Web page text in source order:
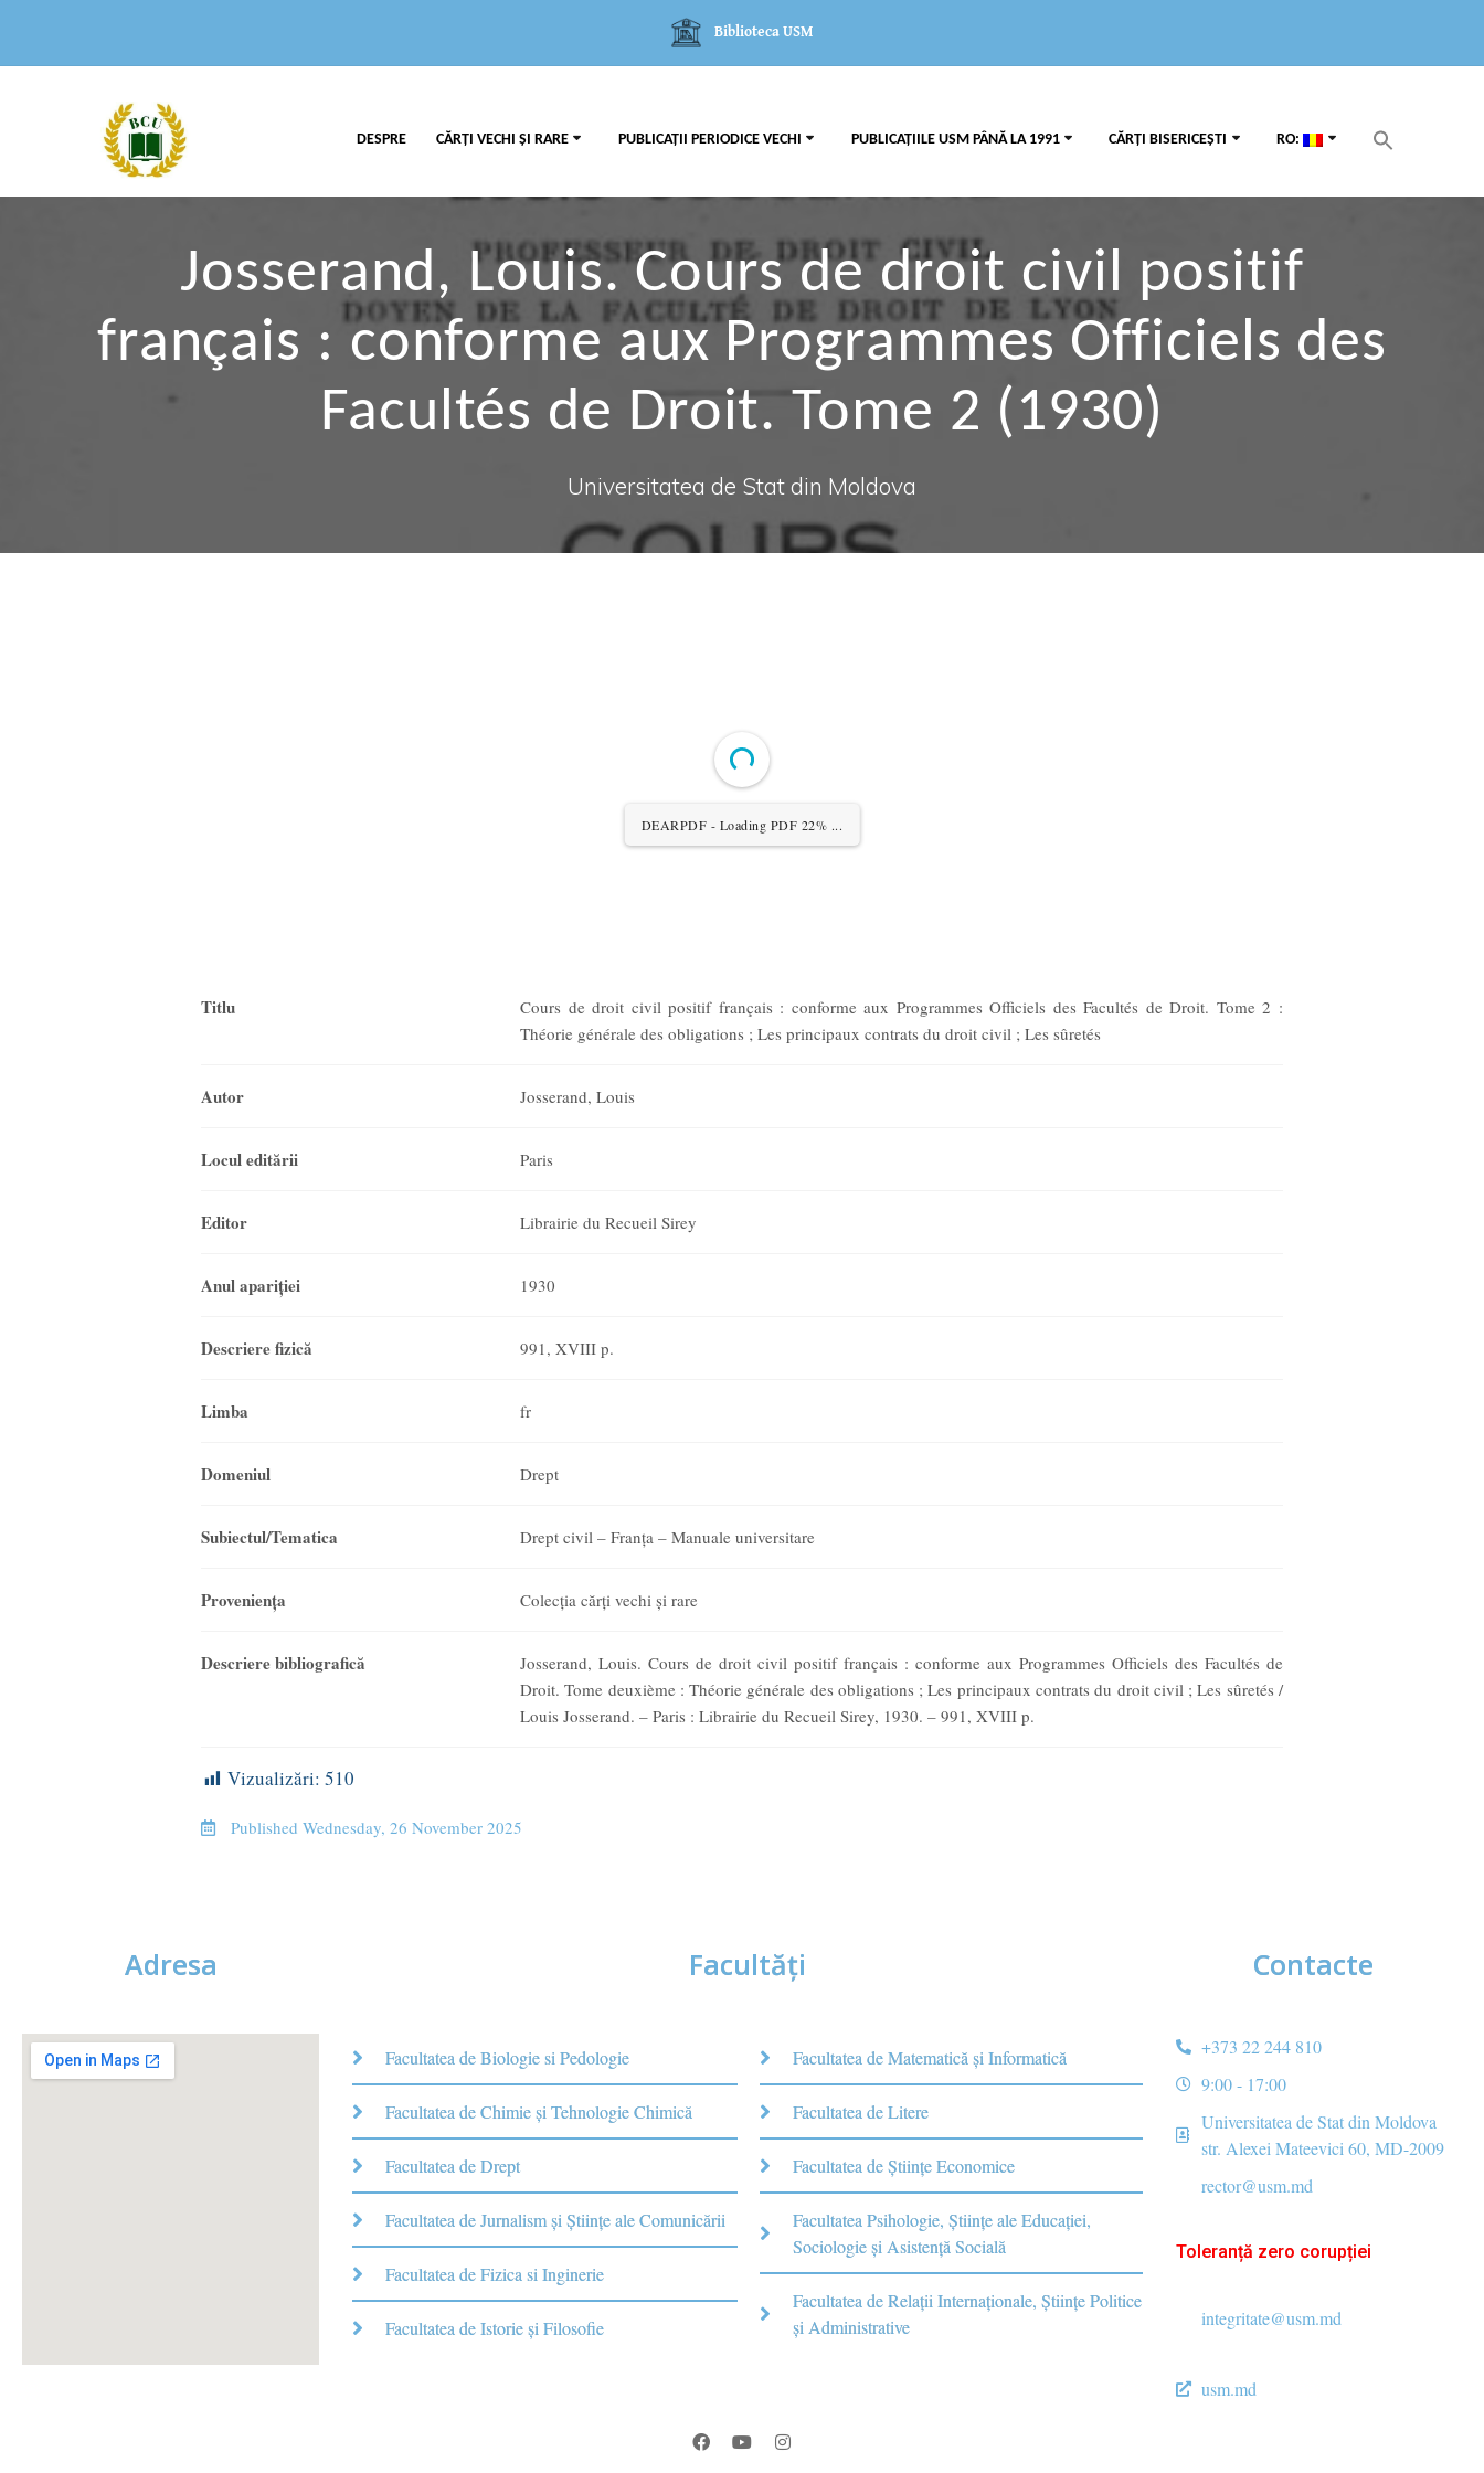
Biblioteca USM
DESPRE CĂRȚI VECHI ȘI RARE PUBLICAȚII PERIODICE VECHI PUBLICAȚIILE USM PÂNĂ LA 1991 CĂRȚI BISERICEȘTI RO:
Josserand, Louis. Cours de droit civil positif
français : conforme aux Programmes Officiels des
Facultés de Droit. Tome 2 (1930)
Universitatea de Stat din Moldova
DEARPDF - Loading PDF 22% ...
Titlu
Cours de droit civil positif français : conforme aux Programmes Officiels des Facultés de Droit. Tome 2 :
Théorie générale des obligations ; Les principaux contrats du droit civil ; Les sûretés
Autor Josserand, Louis
Locul editării Paris
Editor Librairie du Recueil Sirey
Anul apariţiei 1930
Descriere fizică 991, XVIII p.
Limba fr
Domeniul Drept
Subiectul/Tematica Drept civil – Franţa – Manuale universitare
Provenienţa Colecția cărți vechi și rare
Descriere bibliografică
Josserand, Louis. Cours de droit civil positif français : conforme aux Programmes Officiels des Facultés de
Droit. Tome deuxième : Théorie générale des obligations ; Les principaux contrats du droit civil ; Les sûretés /
Louis Josserand. – Paris : Librairie du Recueil Sirey, 1930. – 991, XVIII p.
Vizualizări: 510
Published Wednesday, 26 November 2025
Adresa Facultăţi
Facultatea de Biologie si Pedologie
Facultatea de Chimie şi Tehnologie Chimică
Facultatea de Drept
Facultatea de Jurnalism şi Ştiinţe ale Comunicării
Facultatea de Fizica si Inginerie
Facultatea de Istorie şi Filosofie
Facultatea de Matematică şi Informatică
Facultatea de Litere
Facultatea de Științe Economice
Facultatea Psihologie, Ştiinţe ale Educaţiei,
Sociologie și Asistență Socială
Facultatea de Relaţii Internaţionale, Ştiinţe Politice
şi Administrative
Contacte
+373 22 244 810
9:00 - 17:00
Universitatea de Stat din Moldova
str. Alexei Mateevici 60, MD-2009
rector@usm.md
Toleranță zero corupției
integritate@usm.md
usm.md